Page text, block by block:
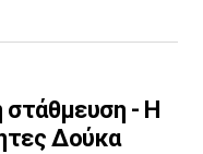
στάθμευση - Η
Δούκα